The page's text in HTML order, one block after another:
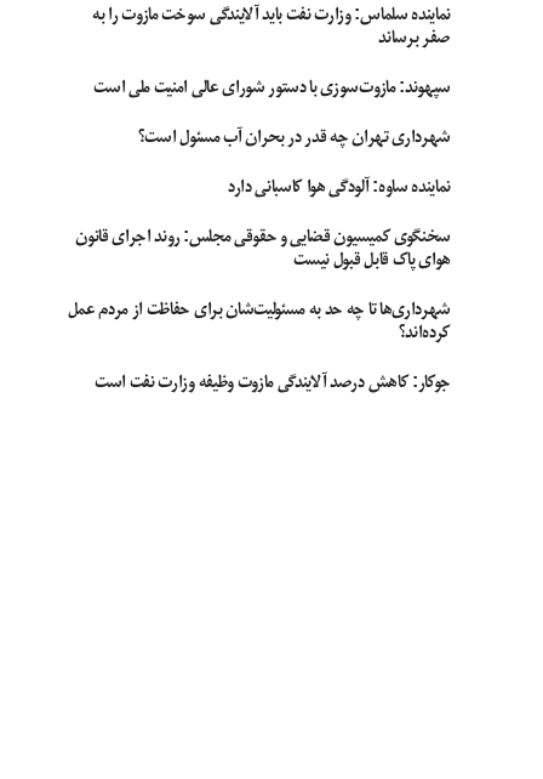
نماینده سلماس: وزارت نفت باید آلایندگی سوخت مازوت را به
صفر برساند
سپهوند:‌ مازوت‌سوزی با دستور شورای عالی امنیت ملی است
شهرداری تهران چه قدر در بحران آب مسئول است؟
نماینده ساوه: آلودگی هوا کاسبانی دارد
سخنگوی کمیسیون قضایی و حقوقی مجلس: روند اجرای قانون
هوای پاک قابل قبول نیست
شهرداری‌ها تا چه حد به مسئولیت‌شان برای حفاظت از مردم عمل
کرده‌اند؟
جوکار: کاهش درصد آلایندگی مازوت وظیفه وزارت نفت است